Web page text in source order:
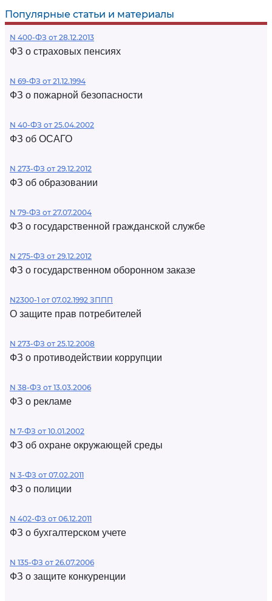
Популярные статьи и материалы
N 400-ФЗ от 28.12.2013
ФЗ о страховых пенсиях
N 69-ФЗ от 21.12.1994
ФЗ о пожарной безопасности
N 40-ФЗ от 25.04.2002
ФЗ об ОСАГО
N 273-ФЗ от 29.12.2012
ФЗ об образовании
N 79-ФЗ от 27.07.2004
ФЗ о государственной гражданской службе
N 275-ФЗ от 29.12.2012
ФЗ о государственном оборонном заказе
N2300-1 от 07.02.1992 ЗППП
О защите прав потребителей
N 273-ФЗ от 25.12.2008
ФЗ о противодействии коррупции
N 38-ФЗ от 13.03.2006
ФЗ о рекламе
N 7-ФЗ от 10.01.2002
ФЗ об охране окружающей среды
N 3-ФЗ от 07.02.2011
ФЗ о полиции
N 402-ФЗ от 06.12.2011
ФЗ о бухгалтерском учете
N 135-ФЗ от 26.07.2006
ФЗ о защите конкуренции